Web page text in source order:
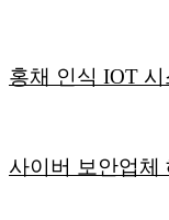
홍채 인식 IOT
사이버 보안업체